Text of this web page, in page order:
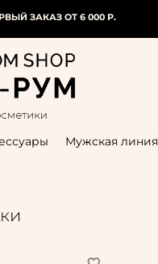
ЗАКАЗ ОТ 6 000 Р.
Мужская линия